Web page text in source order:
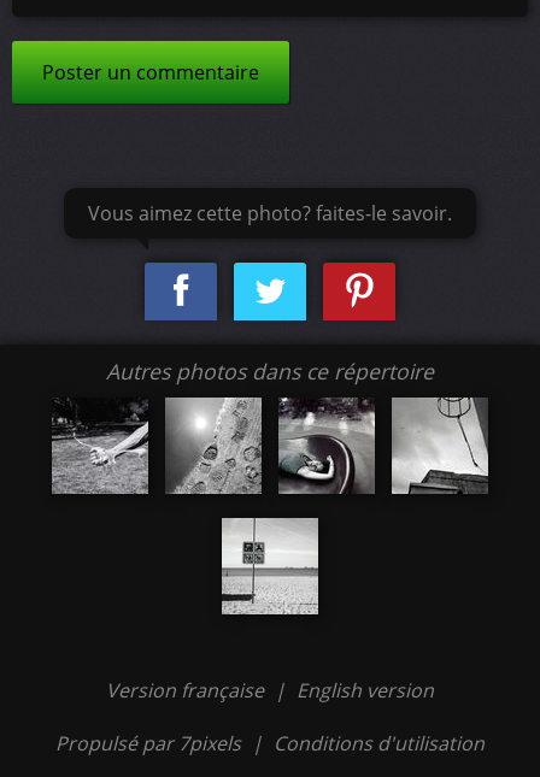
Poster un commentaire
Vous aimez cette photo? faites-le savoir.
Autres photos dans ce répertoire
Version française | English version
Propulsé par 7pixels | Conditions d'utilisation